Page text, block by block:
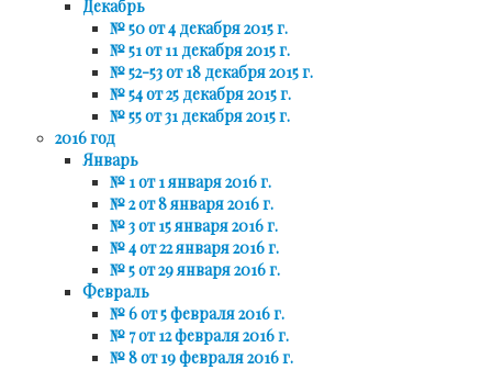
Декабрь
№ 50 от 4 декабря 2015 г.
№ 51 от 11 декабря 2015 г.
№ 52-53 от 18 декабря 2015 г.
№ 54 от 25 декабря 2015 г.
№ 55 от 31 декабря 2015 г.
2016 год
Январь
№ 1 от 1 января 2016 г.
№ 2 от 8 января 2016 г.
№ 3 от 15 января 2016 г.
№ 4 от 22 января 2016 г.
№ 5 от 29 января 2016 г.
Февраль
№ 6 от 5 февраля 2016 г.
№ 7 от 12 февраля 2016 г.
№ 8 от 19 февраля 2016 г.